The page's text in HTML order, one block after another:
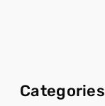
Categories